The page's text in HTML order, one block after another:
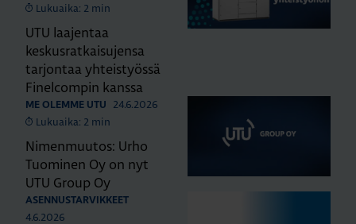
Lukuaika: 2 min
UTU laajentaa
keskusratkaisujensa
tarjontaa yhteistyössä
Finelcompin kanssa
ME OLEMME UTU
24.6.2026
Lukuaika: 2 min
Nimenmuutos: Urho
Tuominen Oy on nyt
UTU Group Oy
ASENNUSTARVIKKEET
4.6.2026